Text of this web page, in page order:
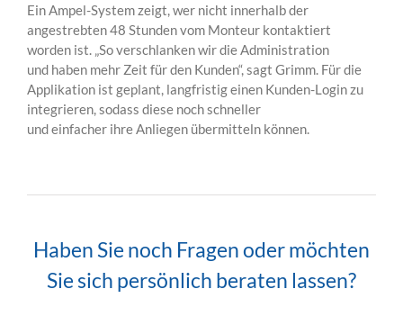
Ein Ampel-System zeigt, wer nicht innerhalb der
angestrebten 48 Stunden vom Monteur kontaktiert
worden ist. „So verschlanken wir die Administration
und haben mehr Zeit für den Kunden“, sagt Grimm. Für die
Applikation ist geplant, langfristig einen Kunden-Login zu
integrieren, sodass diese noch schneller
und einfacher ihre Anliegen übermitteln können.
Haben Sie noch Fragen oder möchten
Sie sich persönlich beraten lassen?